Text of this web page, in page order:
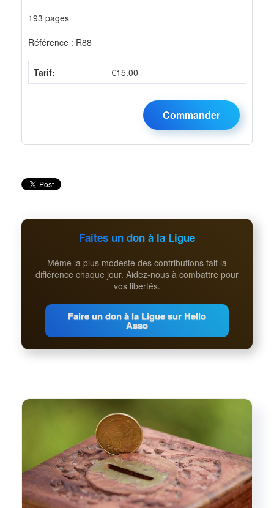
193 pages
Référence : R88
Tarif: €15.00
Faites un don à la Ligue
Même la plus modeste des contributions fait la
différence chaque jour. Aidez-nous à combattre pour
vos libertés.
Faire un don à la Ligue sur Hello
Asso